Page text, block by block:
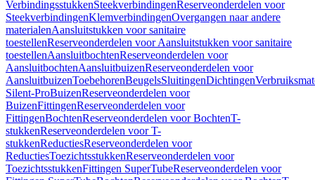
VerbindingsstukkenSteekverbindingenReserveonderdelen voor
SteekverbindingenKlemverbindingenOvergangen naar andere
materialenAansluitstukken voor sanitaire
toestellenReserveonderdelen voor Aansluitstukken voor sanitaire
toestellenAansluitbochtenReserveonderdelen voor
AansluitbochtenAansluitbuizenReserveonderdelen voor
AansluitbuizenToebehorenBeugelsSluitingenDichtingen
Silent-ProBuizenReserveonderdelen voor
BuizenFittingenReserveonderdelen voor
FittingenBochtenReserveonderdelen voor BochtenT-
stukkenReserveonderdelen voor T-
stukkenReductiesReserveonderdelen voor
ReductiesToezichtsstukkenReserveonderdelen voor
ToezichtsstukkenFittingen SuperTubeReserveonderdelen voor